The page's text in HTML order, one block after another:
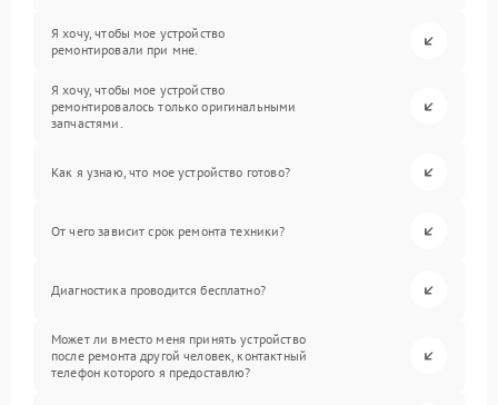
Я хочу, чтобы мое устройство
ремонтировали при мне.
Я хочу, чтобы мое устройство
ремонтировалось только оригинальными
запчастями.
Как я узнаю, что мое устройство готово?
От чего зависит срок ремонта техники?
Диагностика проводится бесплатно?
Может ли вместо меня принять устройство
после ремонта другой человек, контактный
телефон которого я предоставлю?